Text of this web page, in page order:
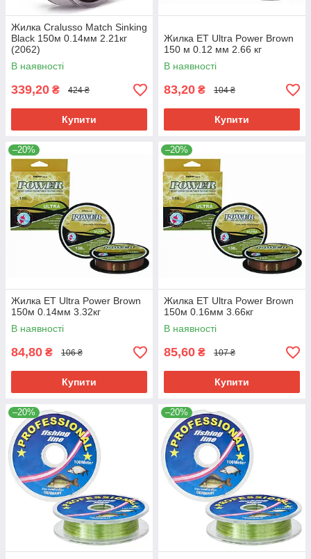
Жилка Cralusso Match Sinking
Black 150м 0.14мм 2.21кг
(2062)
В наявності
339,20 ₴ 424 ₴
Купити
Жилка ET Ultra Power Brown
150 м 0.12 мм 2.66 кг
В наявності
83,20 ₴ 104 ₴
Купити
–20%
Жилка ET Ultra Power Brown
150м 0.14мм 3.32кг
В наявності
84,80 ₴ 106 ₴
Купити
–20%
Жилка ET Ultra Power Brown
150м 0.16мм 3.66кг
В наявності
85,60 ₴ 107 ₴
Купити
–20% –20%